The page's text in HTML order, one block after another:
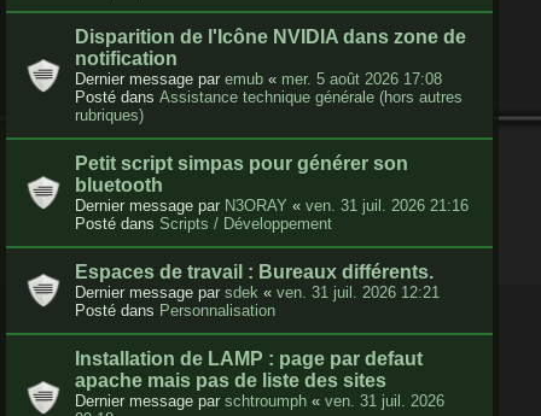
Disparition de l'Icône NVIDIA dans zone de
notification
Dernier message par emub « mer. 5 août 2026 17:08
Posté dans Assistance technique générale (hors autres
rubriques)
Petit script simpas pour générer son
bluetooth
Dernier message par N3ORAY « ven. 31 juil. 2026 21:16
Posté dans Scripts / Développement
Espaces de travail : Bureaux différents.
Dernier message par sdek « ven. 31 juil. 2026 12:21
Posté dans Personnalisation
Installation de LAMP : page par defaut
apache mais pas de liste des sites
Dernier message par schtroumph « ven. 31 juil. 2026